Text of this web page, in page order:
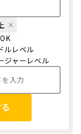
ルレベル
ジャーレベル